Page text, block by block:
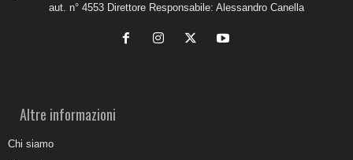
aut. n° 4553 Direttore Responsabile: Alessandro Canella
Altre informazioni
Chi siamo